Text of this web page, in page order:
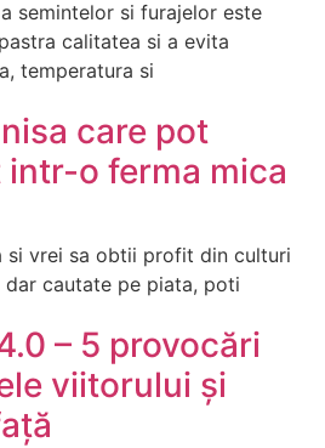
semintelor si furajelor este
calitatea si a evita
temperatura si
care pot
o ferma mica
si vrei sa obtii profit din culturi
cautate pe piata, poti
– 5 provocări
viitorului și